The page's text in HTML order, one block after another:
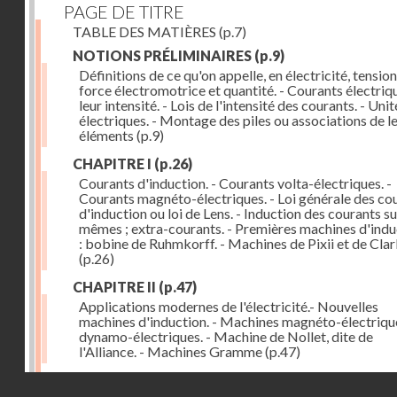
PAGE DE TITRE
TABLE DES MATIÈRES (p.7)
NOTIONS PRÉLIMINAIRES (p.9)
Définitions de ce qu'on appelle, en électricité,
force électromotrice et quantité. - Courants
leur intensité. - Lois de l'intensité des courants. -
électriques. - Montage des piles ou associations de
éléments (p.9)
CHAPITRE I (p.26)
Courants d'induction. - Courants volta-électriques. -
Courants magnéto-électriques. - Loi générale des
d'induction ou loi de Lens. - Induction des courants
mêmes ; extra-courants. - Premières machines
: bobine de Ruhmkorff. - Machines de Pixii et de
(p.26)
CHAPITRE II (p.47)
Applications modernes de l'électricité.- Nouvelles
machines d'induction. - Machines magnéto-
dynamo-électriques. - Machine de Nollet, dite de
l'Alliance. - Machines Gramme(p.47)